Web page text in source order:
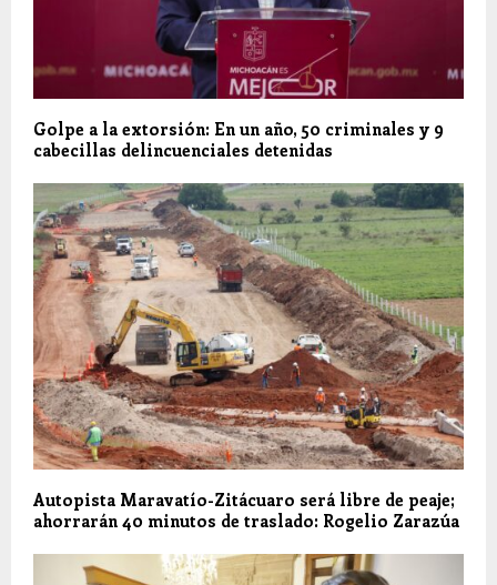
Golpe a la extorsión: En un año, 50 criminales y 9
cabecillas delincuenciales detenidas
Autopista Maravatío-Zitácuaro será libre de peaje;
ahorrarán 40 minutos de traslado: Rogelio Zarazúa